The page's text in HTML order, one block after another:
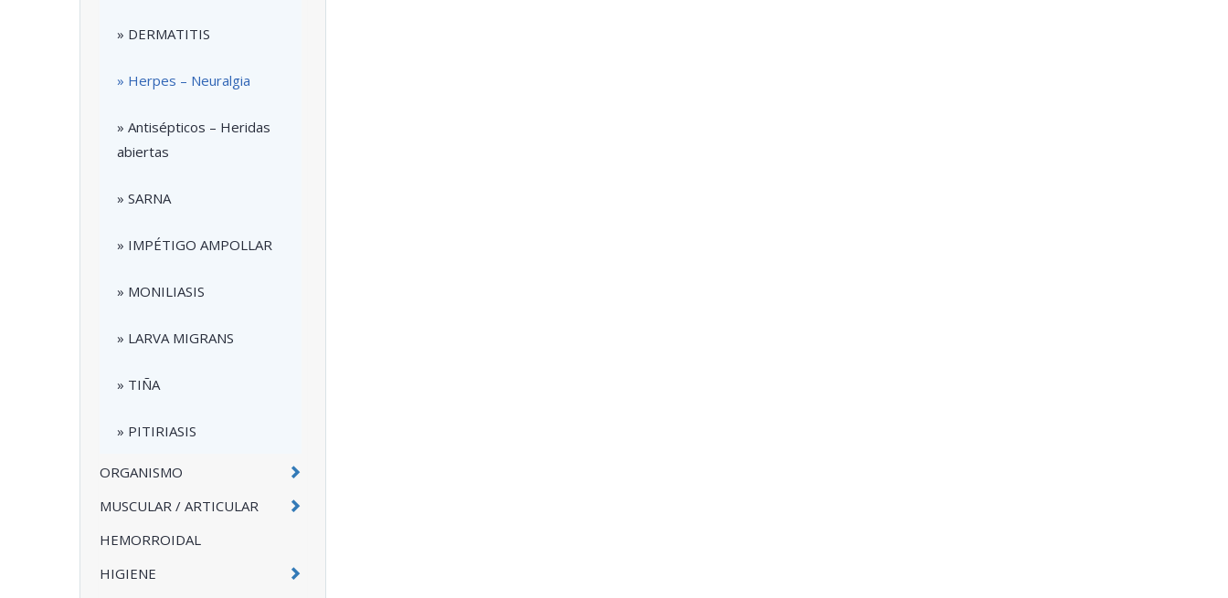
» DERMATITIS
» Herpes – Neuralgia
» Antisépticos – Heridas
abiertas
» SARNA
» IMPÉTIGO AMPOLLAR
» MONILIASIS
» LARVA MIGRANS
» TIÑA
» PITIRIASIS
ORGANISMO
MUSCULAR / ARTICULAR
HEMORROIDAL
HIGIENE